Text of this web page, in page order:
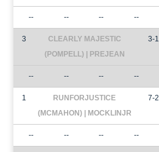
-- -- -- --
3
CLEARLY MAJESTIC
(POMPELL) | PREJEAN
3-1
-- -- -- --
1
RUNFORJUSTICE
(MCMAHON) | MOCKLINJR
7-2
-- -- -- --